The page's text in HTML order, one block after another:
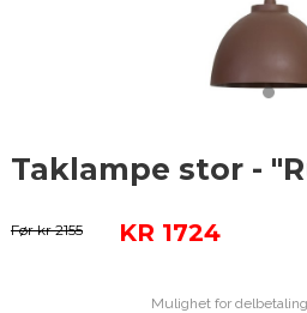
Taklampe stor -
Før kr 2155 KR 1724
Mulighet for